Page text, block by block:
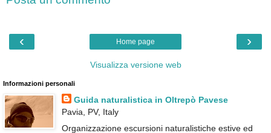
‹ ›
Home page
Visualizza versione web
Informazioni personali
Guida naturalistica in Oltrepò Pavese
Pavia, PV, Italy
Organizzazione escursioni naturalistiche estive ed